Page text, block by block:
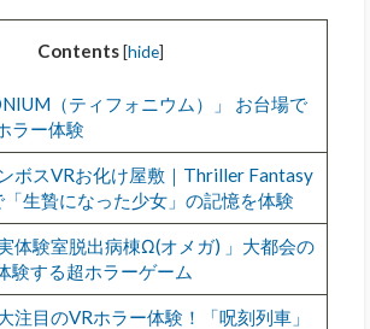
Contents [hide]
（ティフォニウム）」 お台場で
ラー体験
ボスVRお化け屋敷｜Thriller Fantasy
「生贄になった少女」の記憶を体験
体験室脱出病棟Ω(オメガ) 」大都会の
験する超ホラーゲーム
注目のVRホラー体験！「呪刻列車」